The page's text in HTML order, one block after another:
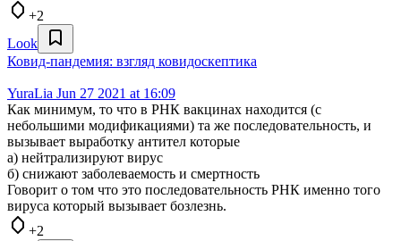
+2
Look
Ковид-пандемия: взгляд ковидоскептика
YuraLia Jun 27 2021 at 16:09
Как минимум, то что в РНК вакцинах находится (с
небольшими модификациями) та же последовательность, и
вызывает выработку антител которые
а) нейтрализируют вирус
б) снижают заболеваемость и смертность
Говорит о том что это последовательность РНК именно того
вируса который вызывает бозлезнь.
+2